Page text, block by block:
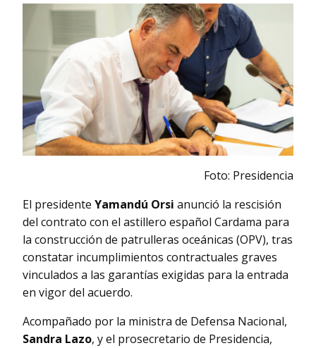
Foto: Presidencia
El presidente Yamandú Orsi anunció la rescisión
del contrato con el astillero español Cardama para
la construcción de patrulleras oceánicas (OPV), tras
constatar incumplimientos contractuales graves
vinculados a las garantías exigidas para la entrada
en vigor del acuerdo.
Acompañado por la ministra de Defensa Nacional,
Sandra Lazo, y el prosecretario de Presidencia,